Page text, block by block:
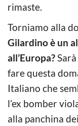
rimaste.
Torniamo alla
Gilardino è un
all’Europa?
fare questa
Italiano che
l’ex bomber
alla panchina